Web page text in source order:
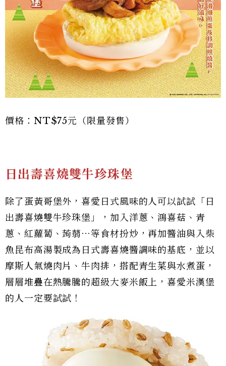
價格：NT$75元（限量發售）
日出壽喜燒雙牛珍珠堡
除了蛋黃哥堡外，喜愛日式風味的人可以試試「日
出壽喜燒雙牛珍珠堡」，加入洋蔥、鴻喜菇、青
蔥、紅蘿蔔、蒟蒻⋯等食材扮炒，再加醬油與入柴
魚昆布高湯製成為日式壽喜燒醬調味的基底，並以
摩斯人氣燒肉片、牛肉排，搭配青生菜與水煮蛋，
層層堆疊在熱騰騰的超級大麥米飯上，喜愛米漢堡
的人一定要試試！